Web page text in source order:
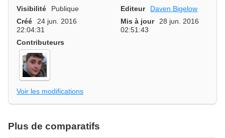
Visibilité
Publique Editeur
Daven Bigelow
Créé
24 jun. 2016
22:04:31
Mis à jour
28 jun. 2016
02:51:43
Contributeurs
Voir les modifications
Plus de comparatifs